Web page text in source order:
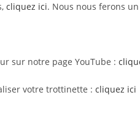
cliquez ici. Nous nous ferons
sur notre page YouTube :
votre trottinette : cliquez ici